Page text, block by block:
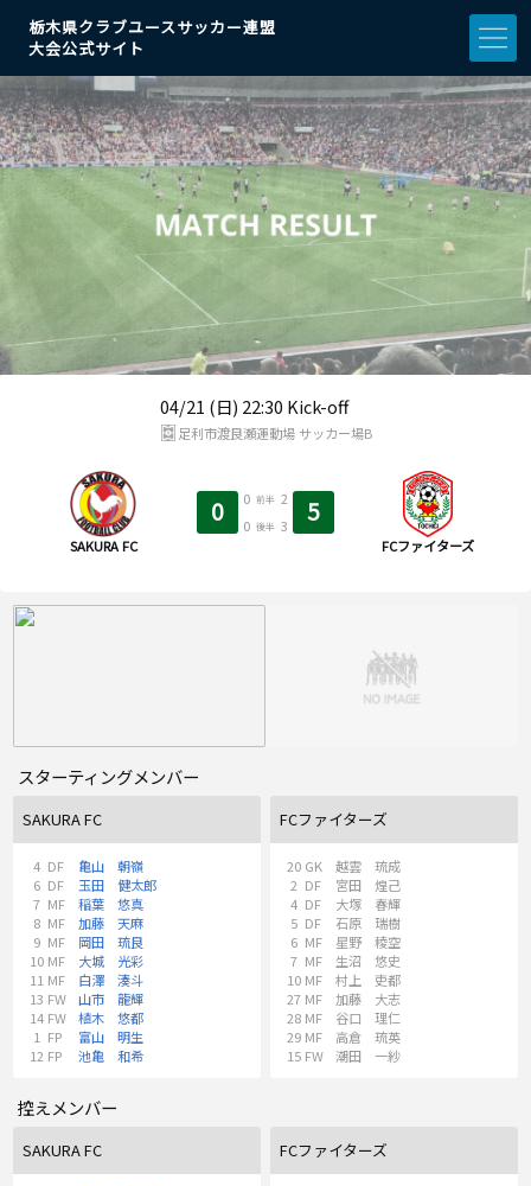
栃木県クラブユースサッカー連盟
大会公式サイト
04/21 (日) 22:30 Kick-off
SAKURA FC
0 0 前半 2
0 後半 3 5
FCファイターズ
足利市渡良瀬運動場 サッカー場B
スターティングメンバー
SAKURA FC
4 DF
亀山 朝嶺
6 DF
玉田 健太郎
7 MF
稲葉 悠真
8 MF
加藤 天麻
9 MF
岡田 琉良
10 MF
大城 光彩
11 MF
白澤 湊斗
13 FW
山市 龍輝
14 FW
植木 悠都
1 FP
富山 明生
12 FP 池亀 和希
FCファイターズ
20 GK
越雲 琉成
2 DF
宮田 煌己
4 DF
大塚 春輝
5 DF
石原 瑞樹
6 MF
星野 稜空
7 MF
生沼 悠史
10 MF
村上 吏都
27 MF
加藤 大志
28 MF
谷口 理仁
29 MF
高倉 琉英
15 FW 潮田 一紗
控えメンバー
SAKURA FC FCファイターズ